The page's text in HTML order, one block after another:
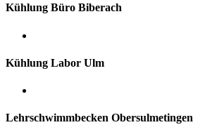
Kühlung Büro Biberach
Kühlung Labor Ulm
Lehrschwimmbecken Obersulmetingen